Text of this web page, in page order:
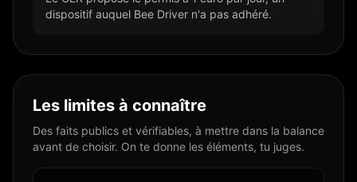
dispositif auquel Bee Driver n'a pas adhéré.
Les limites à connaître
Des faits publics et vérifiables, à mettre dans la balance
avant de choisir. On te donne les éléments, tu juges.